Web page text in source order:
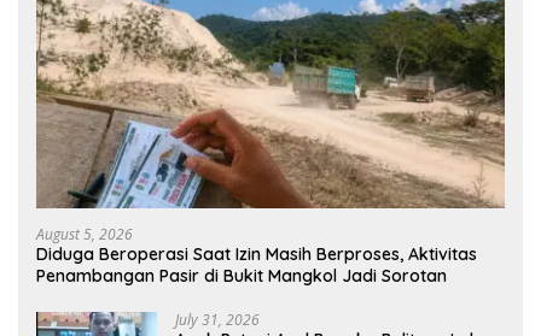
August 5, 2026
Diduga Beroperasi Saat Izin Masih Berproses, Aktivitas
Penambangan Pasir di Bukit Mangkol Jadi Sorotan
July 31, 2026